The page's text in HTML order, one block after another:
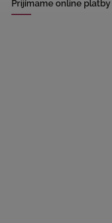
Prijímame online platby